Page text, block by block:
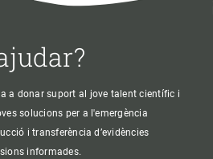
a donar suport al jove talent científic i
solucions per a l'emergència
i transferència d’evidències
informades.